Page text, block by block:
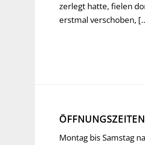
zerlegt hatte, fielen
erstmal verschoben,
ÖFFNUNGSZEITEN
Montag bis Samstag